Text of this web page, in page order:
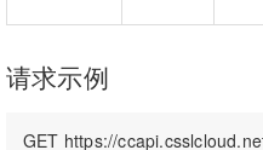
请求示例